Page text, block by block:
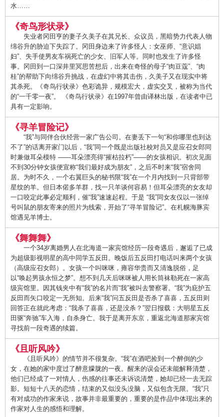
水……
《奇鸟形状录》
失业者冈田亨的妻子久美子在其兄长、众议员，黑暗势力代表人物
绵谷升的胁迫下失踪了。冈田身边来了许多怪人：女巫师、“意识娼
妇”、失手使男友车祸死亡的少女、旧军人等。同时也发生了许多怪
事。冈田到一口深井里冥思苦想后，出来在奇怪的母子“肉豆蔻”、“肉
桂”的帮助下向绵谷升挑战，在虚幻中将其击伤，久美子又在现实中将
其杀死。《奇鸟行状录》色彩诡异，规模宏大，虚实交叉，被称为当代
的“一千零一夜”。 《奇鸟行状录》在1997年曾由译林出版，在读者中已
具有一定影响。
《寻羊冒险记》
“我”与同伴合伙经营一家广告公司。在妻丢下一句“和你哪里也到达
不了”的话离开家门以后，“我”同一个既是出版社校对员又是应召女郎同
时兼做耳朵模特 ——耳朵漂亮得“摧枯拉朽”——的女孩相识。初次见面
不到30分钟女孩便宣称“我们最好成为朋友”，之后不时来“我”宿舍同
居。为时不久，一个右翼巨头的秘书限“我”在一个月内找到一只背部带
星纹的羊。但日本偌多羊群，找一只羊谈何容易！但耳朵漂亮的女友却
一口咬定此事必定顺利，催“我”速速起程。于是 “我”同女友仅以一张绰
号叫鼠的朋友寄来的照片为线索，开始了“寻羊冒险记”。在札幌海豚宾
馆遇见羊博士。
《舞舞舞》
一个34岁离婚男人在北海道一家宾馆经历一段奇遇后，邂逅了已成
为超级影视明星的高中同学五反田。晚饭后五反田打电话叫来两个女孩
（高级应召女郎）。女孩一个叫咪咪，雍容华贵而又清逸脱俗，足
以“唤起男孩永恒之梦”。想不到几天后咪咪被人用长筒袜勒死在一家高
级宾馆里。因其钱夹中有“我”的名片而“我”被叫去警察署。“我”为庇护五
反田而矢口咬定一无所知。后来“我”问五反田是否杀了喜喜，五反田则
回答正在就此考虑：“我杀了喜喜，还是没杀？”翌日报载：大明星五反
田驱“奔驰”车入海，自杀身亡。我于是离开东京，重返北海道那家宾馆
寻找前一段奇遇的续篇。
《且听风吟》
《且听风吟》的情节并不很复杂。“我”在酒吧捡到一个醉倒的少
女，在她的家中度过了醉意朦胧的一夜。醒来的误会还未能解释清楚，
他们已经成了一对情人，伤感的往事还未诉说清楚，她却已经一去无踪
影。短短十八天的恋情，结束的又似没头没脑，又似包含无限。“我”只
有对成功的作家来说，故事并非最重要的，重要的是作品中体现出来的
作家对人生的感悟和理解。